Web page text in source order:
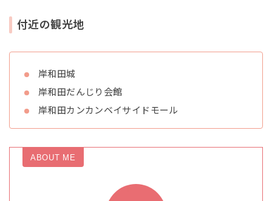
付近の観光地
岸和田城
岸和田だんじり会館
岸和田カンカンベイサイドモール
ABOUT ME